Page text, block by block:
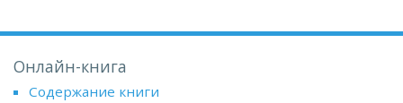
Онлайн-книга
Содержание книги